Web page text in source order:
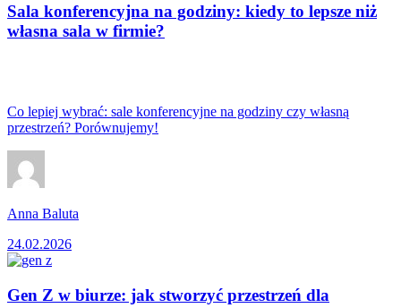
Sala konferencyjna na godziny: kiedy to lepsze niż
własna sala w firmie?
Co lepiej wybrać: sale konferencyjne na godziny czy własną
przestrzeń? Porównujemy!
Anna Baluta
24.02.2026
Gen Z w biurze: jak stworzyć przestrzeń dla